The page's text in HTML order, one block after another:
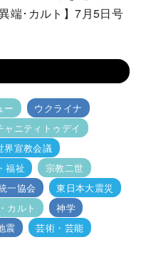
端･カルト】7月5日号
ー
ウクライナ
ャニティトゥデイ
界宣教会議
福祉
宗教二世
一協会
東日本大震災
カルト
神学
震
芸術・芸能